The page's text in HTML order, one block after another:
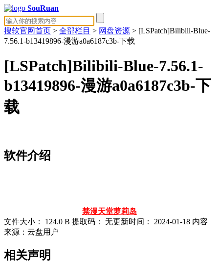
SouRuan
搜软官网首页 > 全部栏目 > 网盘资源 > [LSPatch]Bilibili-Blue-
7.56.1-b13419896-漫游a0a6187c3b-下载
[LSPatch]Bilibili-Blue-7.56.1-
b13419896-漫游a0a6187c3b-下
载
软件介绍
禁漫天堂萝莉岛
文件大小：
124.0 B 提取码： 无更新时间： 2024-01-18 内容
来源：云盘用户
相关声明